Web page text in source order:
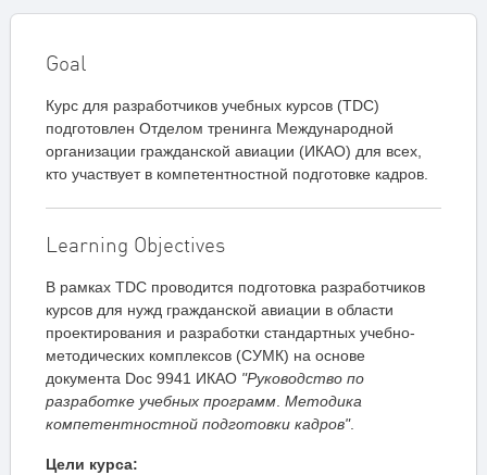
Goal
Курс для разработчиков учебных курсов (TDC)
подготовлен Отделом тренинга Международной
организации гражданской авиации (ИКАО) для всех,
кто участвует в компетентностной подготовке кадров.
Learning Objectives
В рамках TDC проводится подготовка разработчиков
курсов для нужд гражданской авиации в области
проектирования и разработки стандартных учебно-
методических комплексов (СУМК) на основе
документа Doc 9941 ИКАО "Руководство по
разработке учебных программ. Методика
компетентностной подготовки кадров".
Цели курса: